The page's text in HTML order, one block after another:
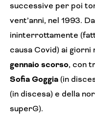
successive per poi
vent’anni, nel 1993.
ininterrottamente
causa Covid) ai giorni
gennaio scorso, con
Sofia Goggia (in
(in discesa) e della
superG).